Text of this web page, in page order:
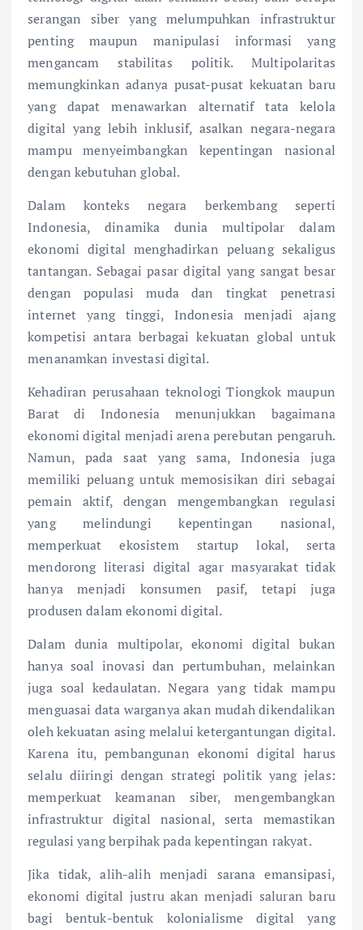
serangan siber yang melumpuhkan infrastruktur
penting maupun manipulasi informasi yang
mengancam stabilitas politik. Multipolaritas
memungkinkan adanya pusat-pusat kekuatan baru
yang dapat menawarkan alternatif tata kelola
digital yang lebih inklusif, asalkan negara-negara
mampu menyeimbangkan kepentingan nasional
dengan kebutuhan global.
Dalam konteks negara berkembang seperti
Indonesia, dinamika dunia multipolar dalam
ekonomi digital menghadirkan peluang sekaligus
tantangan. Sebagai pasar digital yang sangat besar
dengan populasi muda dan tingkat penetrasi
internet yang tinggi, Indonesia menjadi ajang
kompetisi antara berbagai kekuatan global untuk
menanamkan investasi digital.
Kehadiran perusahaan teknologi Tiongkok maupun
Barat di Indonesia menunjukkan bagaimana
ekonomi digital menjadi arena perebutan pengaruh.
Namun, pada saat yang sama, Indonesia juga
memiliki peluang untuk memosisikan diri sebagai
pemain aktif, dengan mengembangkan regulasi
yang melindungi kepentingan nasional,
memperkuat ekosistem startup lokal, serta
mendorong literasi digital agar masyarakat tidak
hanya menjadi konsumen pasif, tetapi juga
produsen dalam ekonomi digital.
Dalam dunia multipolar, ekonomi digital bukan
hanya soal inovasi dan pertumbuhan, melainkan
juga soal kedaulatan. Negara yang tidak mampu
menguasai data warganya akan mudah dikendalikan
oleh kekuatan asing melalui ketergantungan digital.
Karena itu, pembangunan ekonomi digital harus
selalu diiringi dengan strategi politik yang jelas:
memperkuat keamanan siber, mengembangkan
infrastruktur digital nasional, serta memastikan
regulasi yang berpihak pada kepentingan rakyat.
Jika tidak, alih-alih menjadi sarana emansipasi,
ekonomi digital justru akan menjadi saluran baru
bagi bentuk-bentuk kolonialisme digital yang